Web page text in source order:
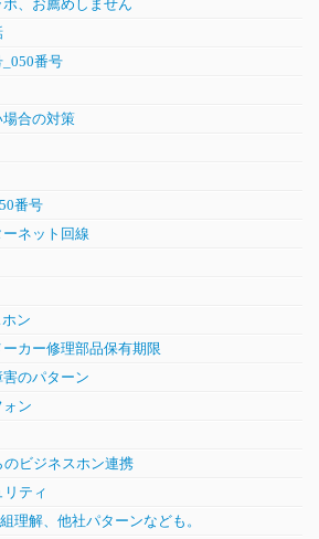
、お薦めしません
番号
合の対策
番号
ネット回線
ン
カー修理部品保有期限
のパターン
ン
のビジネスホン連携
リティ
理解、他社パターンなども。